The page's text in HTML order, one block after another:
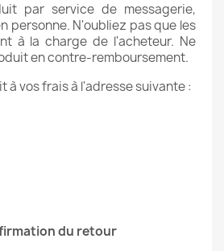
par service de messagerie,
personne. N'oubliez pas que les
à la charge de l'acheteur. Ne
en contre-remboursement.
à vos frais à l'adresse suivante :
du retour